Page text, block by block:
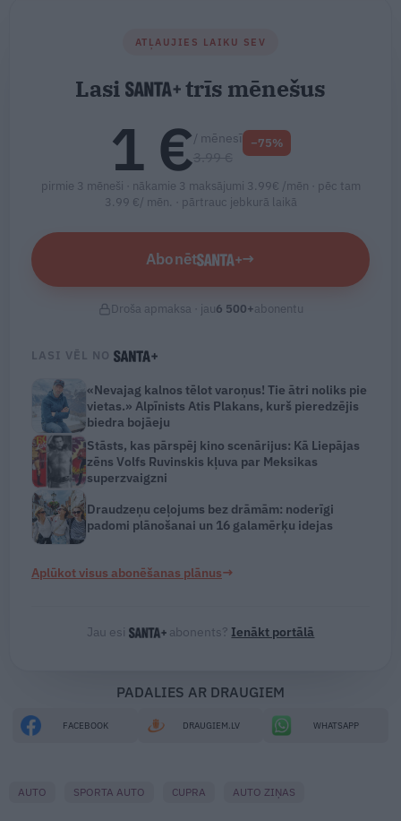
ATĻAUJIES LAIKU SEV
Lasi trīs mēnešus
1 €/ mēnesī −75%
pirmie 3 mēneši · nākamie 3 maksājumi 3.99€ /mēn · pēc tam
3.99 €/ mēn. · pārtrauc jebkurā laikā
Abonēt →
Droša apmaksa · jau6 500+abonentu
LASI VĒL NO
«Nevajag kalnos tēlot varoņus! Tie ātri noliks pie
vietas.» Alpīnists Atis Plakans, kurš pieredzējis
biedra bojāeju
Stāsts, kas pārspēj kino scenārijus: Kā Liepājas
zēns Volfs Ruvinskis kļuva par Meksikas
superzvaigzni
Draudzeņu ceļojums bez drāmām: noderīgi
padomi plānošanai un 16 galamērķu idejas
Aplūkot visus abonēšanas plānus→
Jau esi abonents? Ienākt portālā
PADALIES AR DRAUGIEM
FACEBOOK DRAUGIEM.LV WHATSAPP
AUTO SPORTA AUTO CUPRA AUTO ZIŅAS